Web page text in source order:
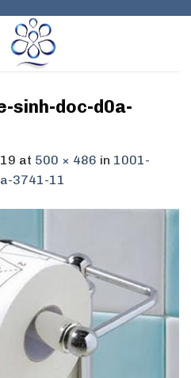
sinh-doc-d0a-
at 500 × 486 in 1001-
3741-11